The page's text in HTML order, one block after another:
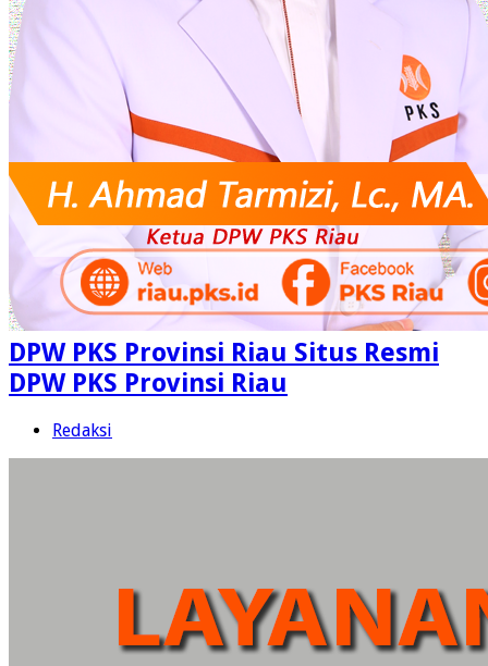
DPW PKS Provinsi Riau Situs Resmi
DPW PKS Provinsi Riau
Redaksi